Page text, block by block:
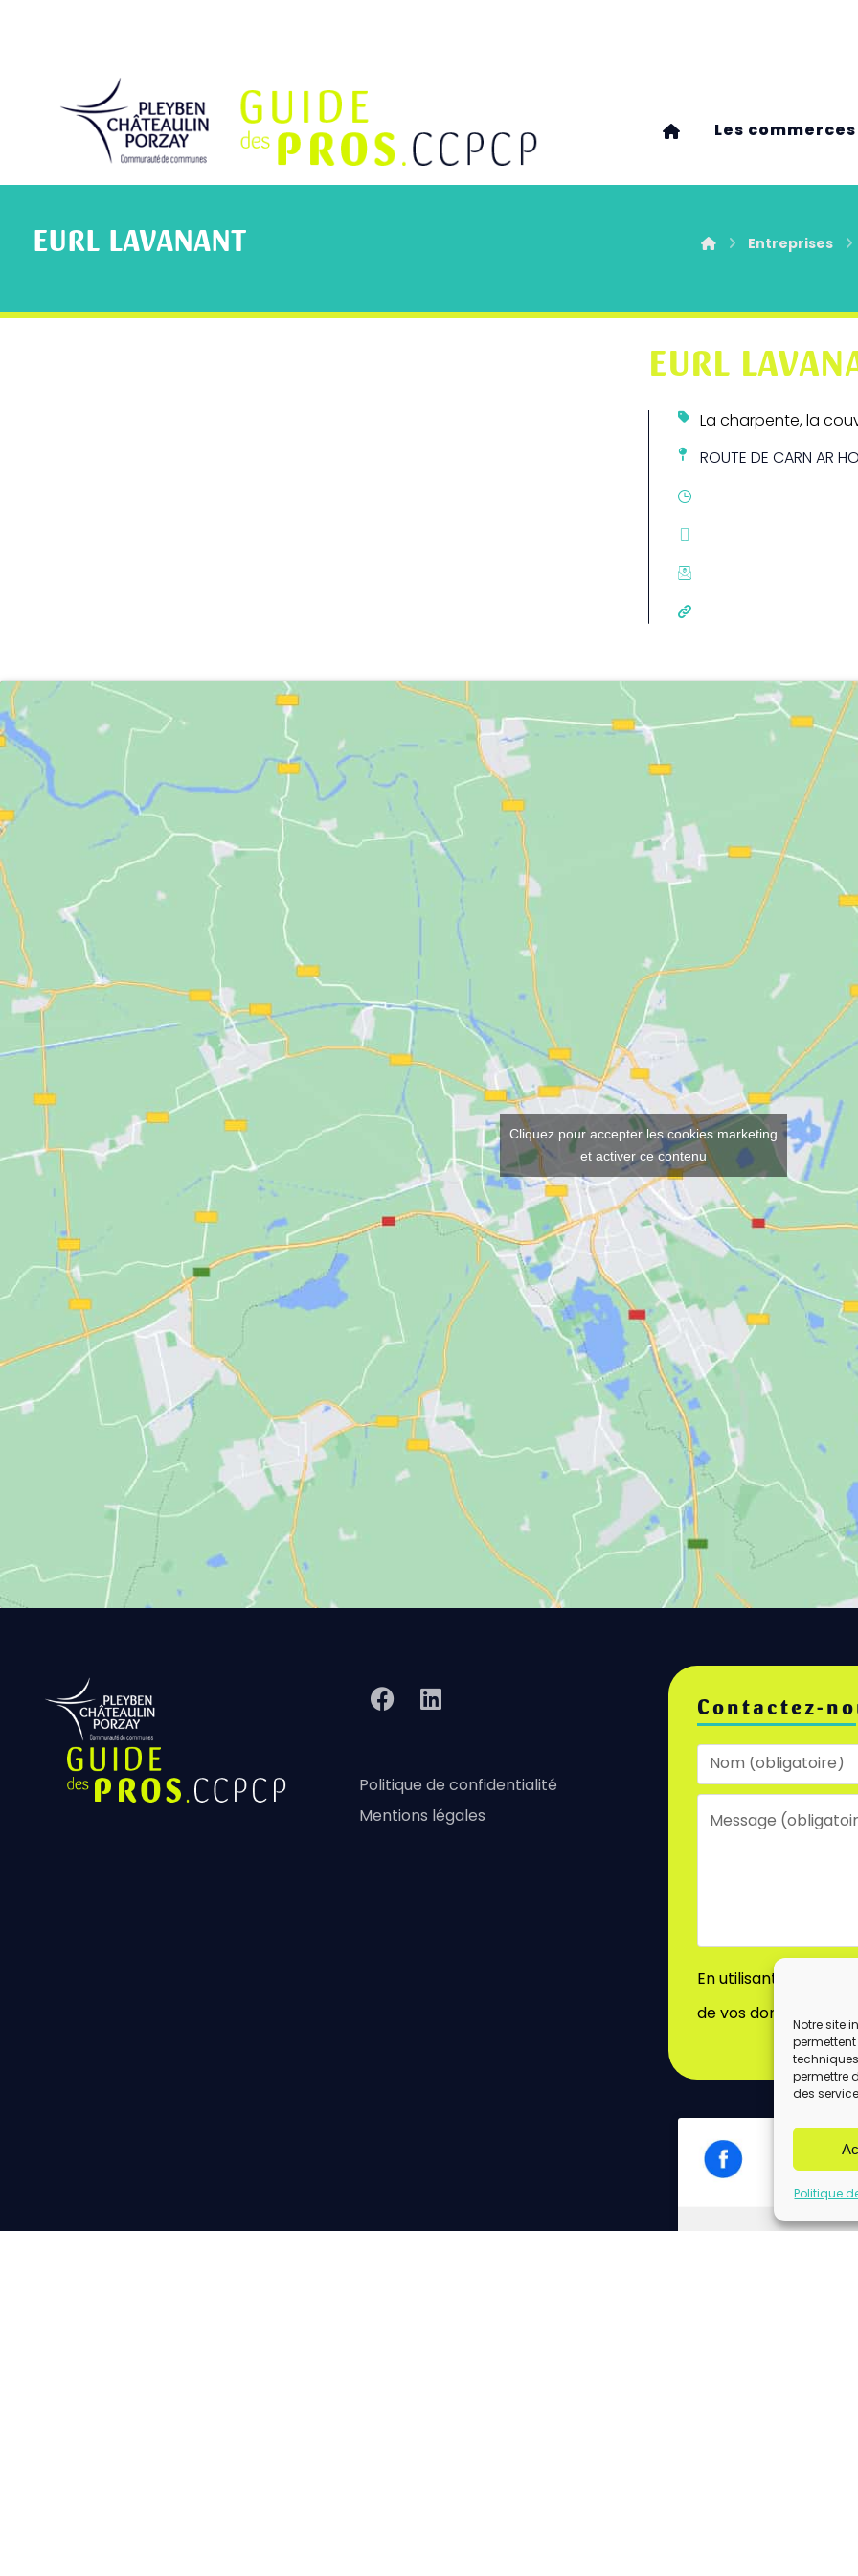
Notre site
permettre
des
Politique
Les commerces
EURL LAVANANT Entreprises
EURL
La charpente, la
ROUTE DE CARN AR
Cliquez pour accepter les cookies marketing
et activer ce contenu
Politique de confidentialité
Mentions légales
Contactez-
En utilisant ce
de vos données par